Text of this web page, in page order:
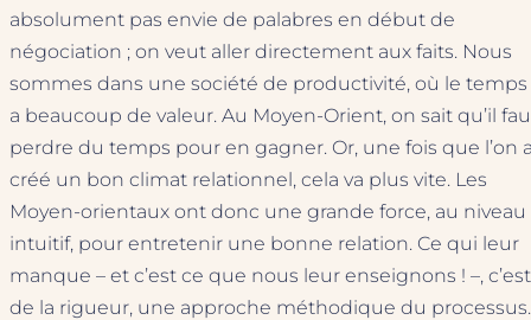
absolument pas envie de palabres en début de
négociation ; on veut aller directement aux faits. Nous
sommes dans une société de productivité, où le temps
a beaucoup de valeur. Au Moyen-Orient, on sait qu’il
perdre du temps pour en gagner. Or, une fois que l’on
créé un bon climat relationnel, cela va plus vite. Les
Moyen-orientaux ont donc une grande force, au niveau
intuitif, pour entretenir une bonne relation. Ce qui leur
manque – et c’est ce que nous leur enseignons ! –, c’est
de la rigueur, une approche méthodique du processus.